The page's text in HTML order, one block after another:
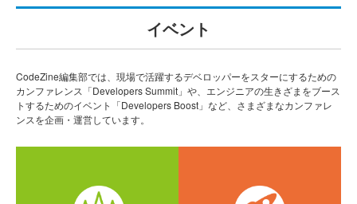
イベント
CodeZine編集部では、現場で活躍するデベロッパーをスターにするための
カンファレンス「Developers Summit」や、エンジニアの生きざまをブース
トするためのイベント「Developers Boost」など、さまざまなカンファレ
ンスを企画・運営しています。